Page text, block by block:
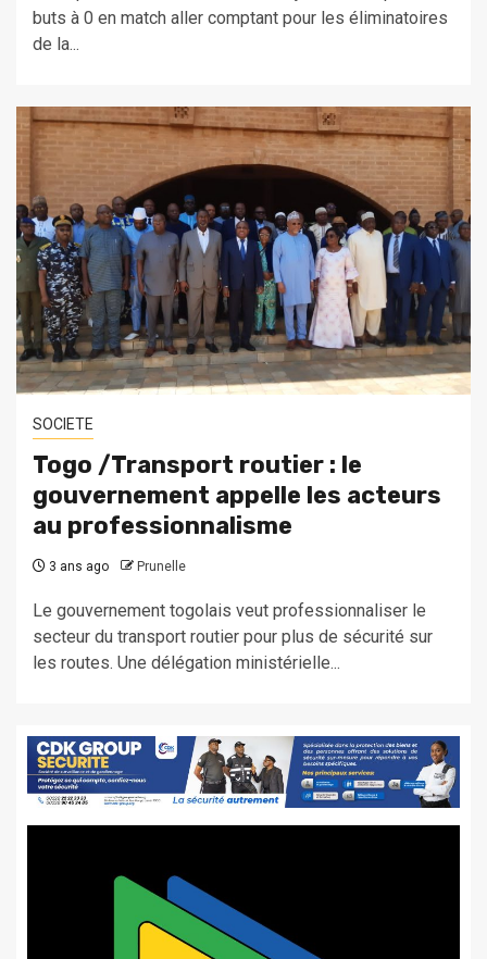
buts à 0 en match aller comptant pour les éliminatoires
de la...
SOCIETE
Togo /Transport routier : le
gouvernement appelle les acteurs
au professionnalisme
3 ans ago Prunelle
Le gouvernement togolais veut professionnaliser le
secteur du transport routier pour plus de sécurité sur
les routes. Une délégation ministérielle...